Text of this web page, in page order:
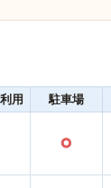
用 駐車場
○